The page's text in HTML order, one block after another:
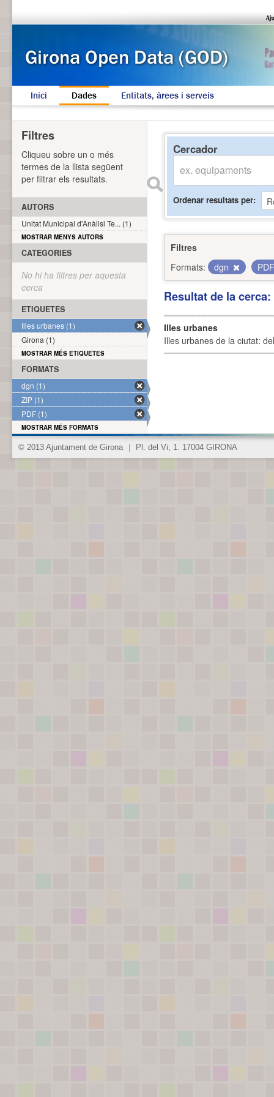
Inici Dades Entitats, àrees i serveis
Cercador
Ordenar resultats per
Filtres
Formats:
dgn
Resultat de la
Illes urbanes
Illes urbanes de la ciutat:
Filtres
Cliqueu sobre un o més
termes de la llista següent
per filtrar els resultats.
AUTORS
Unitat Municipal d'Anàlisi Te... (1)
MOSTRAR MENYS AUTORS
CATEGORIES
No hi ha filtres per aquesta
cerca
ETIQUETES
Illes urbanes (1)
Girona (1)
MOSTRAR MÉS ETIQUETES
FORMATS
dgn (1)
ZIP (1)
PDF (1)
MOSTRAR MÉS FORMATS
© 2013 Ajuntament de Girona Pl. del Vi, 1. 17004 GIRONA